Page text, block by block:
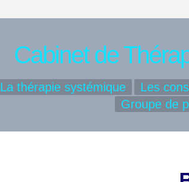
Cabinet de
La thérapie systémique Les
Groupe de